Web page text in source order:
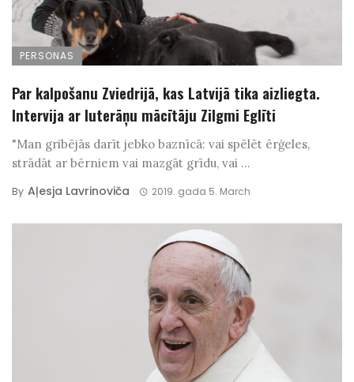
PERSONAS
Par kalpošanu Zviedrijā, kas Latvijā tika aizliegta.
Intervija ar luterāņu mācītāju Zilgmi Eglīti
"Man gribējās darīt jebko baznīcā: vai spēlēt ērģeles,
strādāt ar bērniem vai mazgāt grīdu, vai ...
By Aļesja Lavrinoviča 2019. gada 5. March